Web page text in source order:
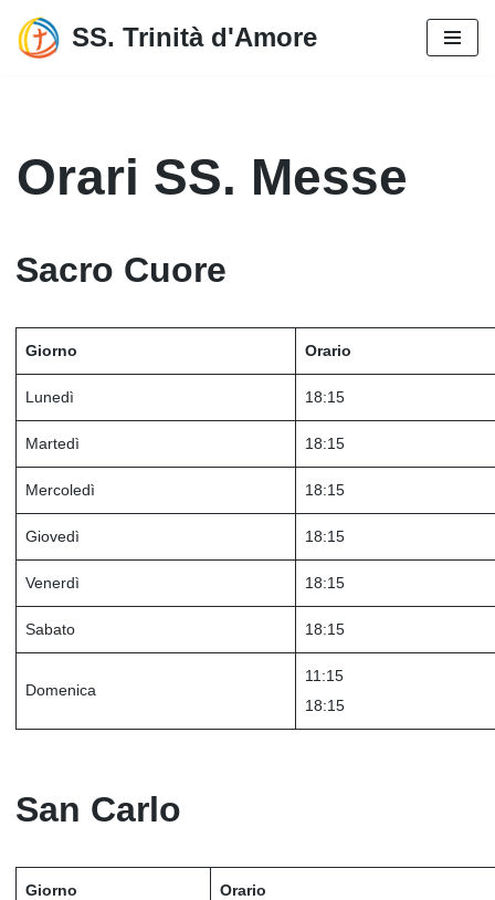
Vai
SS. Trinità d'Amore
Orari SS. Messe
Sacro Cuore
Giorno Orario
Lunedì 18:15
Martedì 18:15
Mercoledì 18:15
Giovedì 18:15
Venerdì 18:15
Sabato 18:15
Domenica
11:15
18:15
San Carlo
Giorno Orario